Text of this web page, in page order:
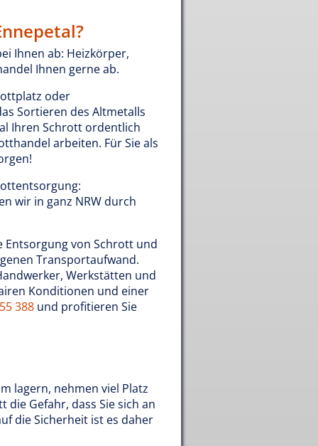
Ihnen ab: Heizkörper,
Ihnen gerne ab.
oder
Sortieren des Altmetalls
Ihren Schrott ordentlich
arbeiten. Für Sie als
wir in ganz NRW durch
von Schrott und
Transportaufwand.
Werkstätten und
Konditionen und einer
388 und profitieren Sie
lagern, nehmen viel Platz
Gefahr, dass Sie sich an
die Sicherheit ist es daher